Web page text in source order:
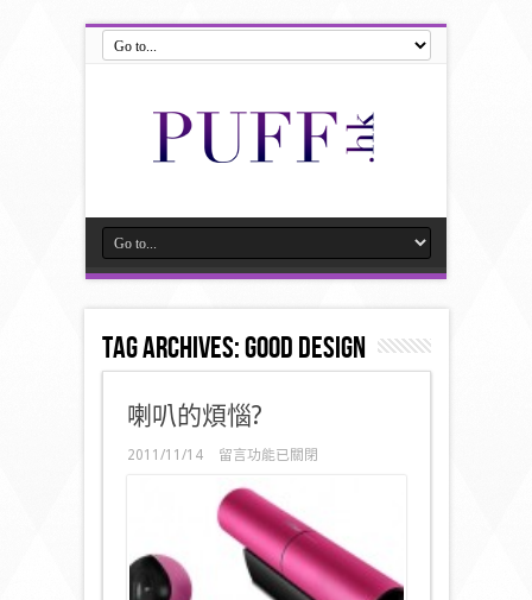
Tag Archives:GOOD DESIGN
喇叭的煩惱?
2011/11/14
在
叭
的
煩
惱?〉
留言功能已關閉